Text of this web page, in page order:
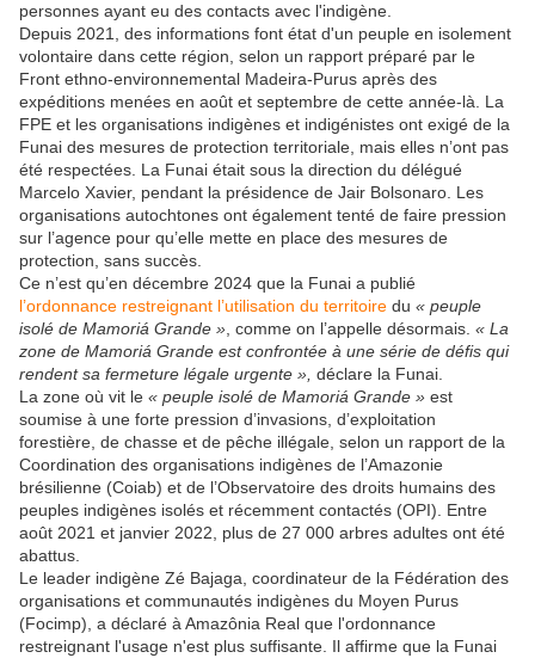
personnes ayant eu des contacts avec l'indigène.
Depuis 2021, des informations font état d'un peuple en isolement
volontaire dans cette région, selon un rapport préparé par le
Front ethno-environnemental Madeira-Purus après des
expéditions menées en août et septembre de cette année-là. La
FPE et les organisations indigènes et indigénistes ont exigé de la
Funai des mesures de protection territoriale, mais elles n’ont pas
été respectées. La Funai était sous la direction du délégué
Marcelo Xavier, pendant la présidence de Jair Bolsonaro. Les
organisations autochtones ont également tenté de faire pression
sur l’agence pour qu’elle mette en place des mesures de
protection, sans succès.
Ce n’est qu’en décembre 2024 que la Funai a publié
l’ordonnance restreignant l’utilisation du territoire du « peuple
isolé de Mamoriá Grande » , comme on l’appelle désormais. « La
zone de Mamoriá Grande est confrontée à une série de défis qui
rendent sa fermeture légale urgente », déclare la Funai.
La zone où vit le « peuple isolé de Mamoriá Grande » est
soumise à une forte pression d’invasions, d’exploitation
forestière, de chasse et de pêche illégale, selon un rapport de la
Coordination des organisations indigènes de l’Amazonie
brésilienne (Coiab) et de l’Observatoire des droits humains des
peuples indigènes isolés et récemment contactés (OPI). Entre
août 2021 et janvier 2022, plus de 27 000 arbres adultes ont été
abattus.
Le leader indigène Zé Bajaga, coordinateur de la Fédération des
organisations et communautés indigènes du Moyen Purus
(Focimp), a déclaré à Amazônia Real que l'ordonnance
restreignant l'usage n'est plus suffisante. Il affirme que la Funai